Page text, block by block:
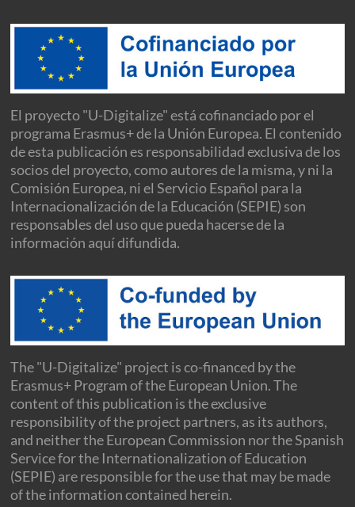
El proyecto "U-Digitalize" está cofinanciado por el
programa Erasmus+ de la Unión Europea. El contenido
de esta publicación es responsabilidad exclusiva de los
socios del proyecto, como autores de la misma, y ni la
Comisión Europea, ni el Servicio Español para la
Internacionalización de la Educación (SEPIE) son
responsables del uso que pueda hacerse de la
información aquí difundida.
The "U-Digitalize" project is co-financed by the
Erasmus+ Program of the European Union. The
content of this publication is the exclusive
responsibility of the project partners, as its authors,
and neither the European Commission nor the Spanish
Service for the Internationalization of Education
(SEPIE) are responsible for the use that may be made
of the information contained herein.